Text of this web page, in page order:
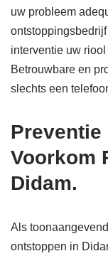
uw probleem
interventie uw
Betrouwbare en
slechts een
Preventie
Voorkom
Didam.
Als
ontstoppen in